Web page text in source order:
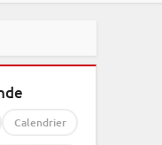
Calendrier